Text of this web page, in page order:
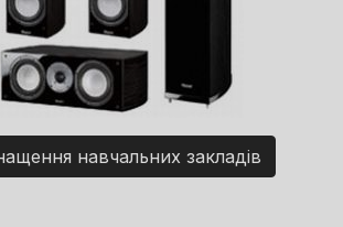
навчальних закладів